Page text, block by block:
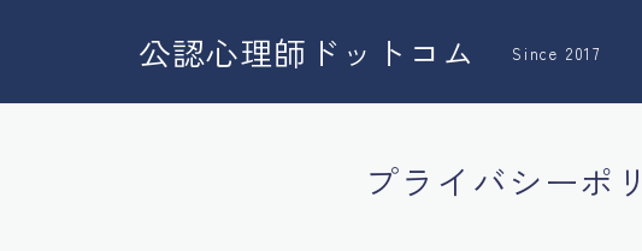
公認心理師ドットコム Since 2017
プライバシーポ